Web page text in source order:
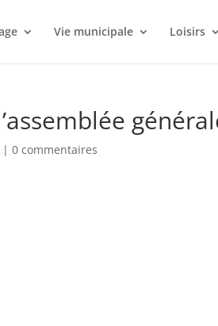
Vie municipale Loisirs
|0 commentaires